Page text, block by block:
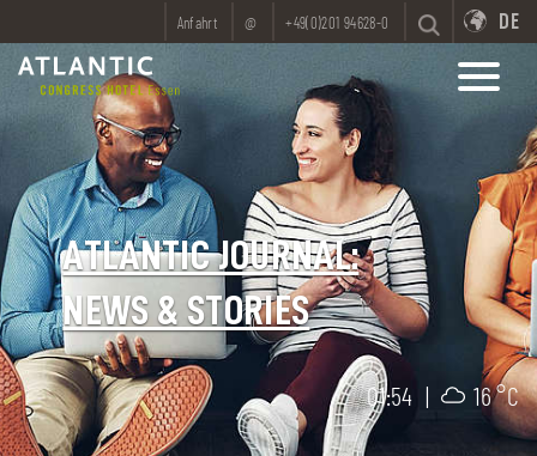
Anfahrt @ +49(0)201 94628-0 DE
ATLANTIC JOURNAL:
NEWS & STORIES
01:54 | 16 °C